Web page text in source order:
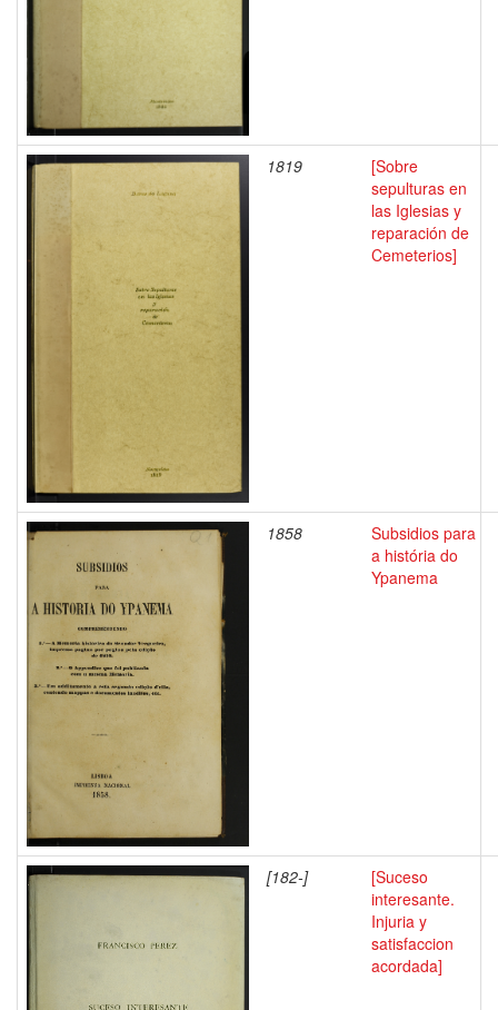
1819
[Sobre
sepulturas en
las Iglesias y
reparación de
Cemeterios]
1858
Subsidios para
a história do
Ypanema
[182-]
[Suceso
interesante.
Injuria y
satisfaccion
acordada]